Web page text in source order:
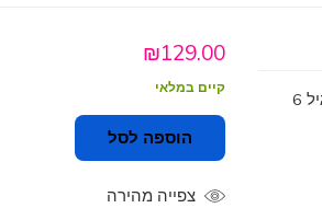
קטאן משחק אסטרטגיה מוביל המפתח יכולות תכנון וניהול משאבים עכשיו בגירסה משפחתית מגיל 6
₪129.00
קיים במלאי
הוספה לסל
צפייה מהירה